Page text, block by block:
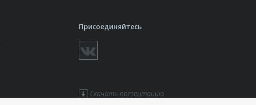
Присоединяйтесь
Скачать презентацию